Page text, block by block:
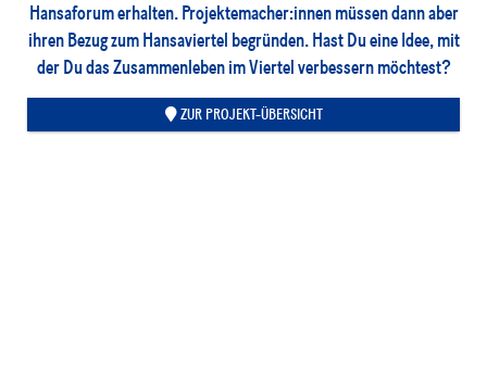
Hansaforum erhalten. Projektemacher:innen müssen dann aber
ihren Bezug zum Hansaviertel begründen. Hast Du eine Idee, mit
der Du das Zusammenleben im Viertel verbessern möchtest?
ZUR PROJEKT-ÜBERSICHT